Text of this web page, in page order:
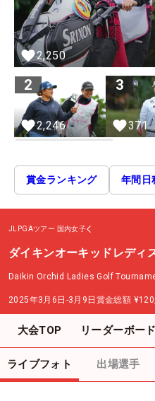
2,250
2
2,246
3
371
賞金ランキング 年間日
JLPGAツアー 国内女子
ダイキンオーキッドレディ
Daikin Orchid Ladies Golf
2025年3月6日-3月9日 賞金総額
大会TOP リーダーボード
ライブフォト 出場選手